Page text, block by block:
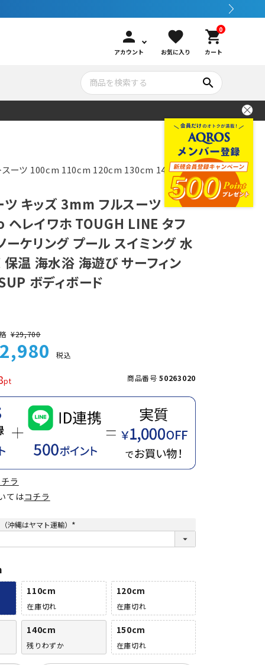
person
アカウント
favorite
お気に入り
0
shopping_cart
カート
水中カメラ機材
メンテナンサービス・交換用パーツ
アウトドア
ブランド紹介
コンセプト
search
スーツ 100cm 110cm 120cm 130cm 140cm
ツ キッズ 3mm フルスーツ
レイワホ TOUGH LINE タフ
ーケリング プール スイミング 水
温 海水浴 海遊び サーフィン
ボディボード
¥29,700
税込
商品番号 50263020
ラ
てはコチラ
沖縄はヤマト運輸）
(
須
110cm
在庫切れ
120cm
在庫切れ
140cm
残りわずか
150cm
在庫切れ